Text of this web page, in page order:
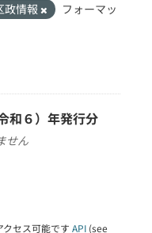
政情報
フォーマッ
和６）年発行分
せん
セス可能です API (see